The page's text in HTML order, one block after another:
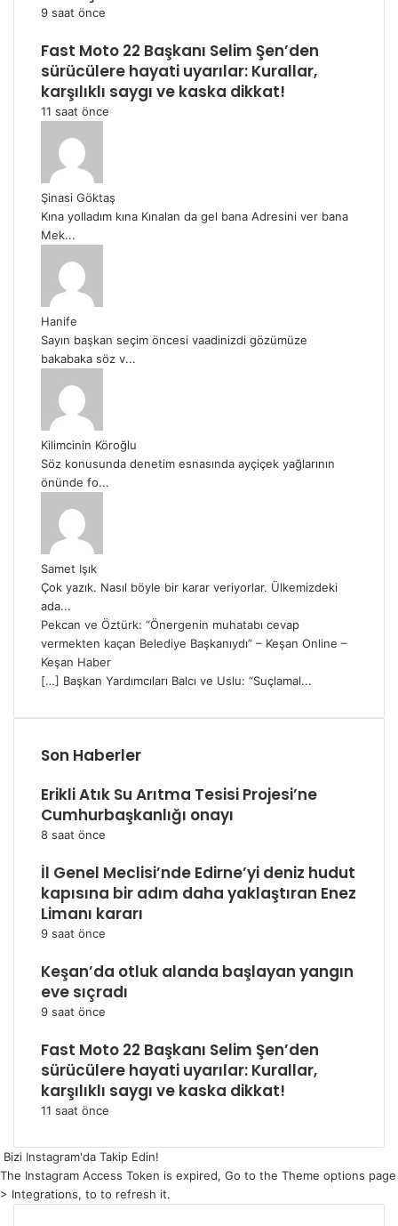
9 saat önce
Fast Moto 22 Başkanı Selim Şen’den
sürücülere hayati uyarılar: Kurallar,
karşılıklı saygı ve kaska dikkat!
11 saat önce
Şinasi Göktaş
Kına yolladım kına Kınalan da gel bana Adresini ver bana
Mek...
Hanife
Sayın başkan seçim öncesi vaadinizdi gözümüze
bakabaka söz v...
Kilimcinin Köroğlu
Söz konusunda denetim esnasında ayçiçek yağlarının
önünde fo...
Samet Işık
Çok yazık. Nasıl böyle bir karar veriyorlar. Ülkemizdeki
ada...
Pekcan ve Öztürk: “Önergenin muhatabı cevap
vermekten kaçan Belediye Başkanıydı” – Keşan Online –
Keşan Haber
[…] Başkan Yardımcıları Balcı ve Uslu: “Suçlamal...
Son Haberler
Erikli Atık Su Arıtma Tesisi Projesi’ne
Cumhurbaşkanlığı onayı
8 saat önce
İl Genel Meclisi’nde Edirne’yi deniz hudut
kapısına bir adım daha yaklaştıran Enez
Limanı kararı
9 saat önce
Keşan’da otluk alanda başlayan yangın
eve sıçradı
9 saat önce
Fast Moto 22 Başkanı Selim Şen’den
sürücülere hayati uyarılar: Kurallar,
karşılıklı saygı ve kaska dikkat!
11 saat önce
Bizi Instagram'da Takip Edin!
The Instagram Access Token is expired, Go to the Theme options page
> Integrations, to to refresh it.